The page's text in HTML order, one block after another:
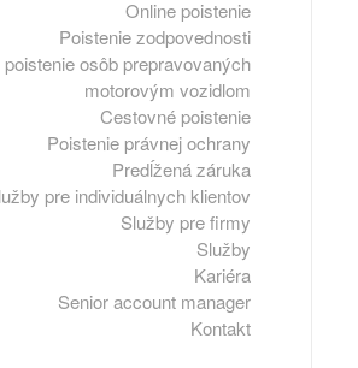
Online poistenie
Poistenie zodpovednosti
osôb prepravovaných
motorovým vozidlom
Cestovné poistenie
Poistenie právnej ochrany
Predĺžená záruka
pre individuálnych klientov
Služby pre firmy
Služby
Kariéra
Senior account manager
Kontakt